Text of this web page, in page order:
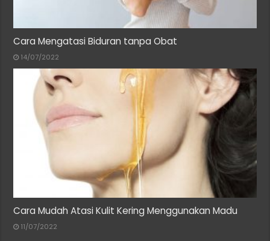
Cara Mengatasi Biduran tanpa Obat
14/07/2022
Cara Mudah Atasi Kulit Kering Menggunakan Madu
11/07/2022